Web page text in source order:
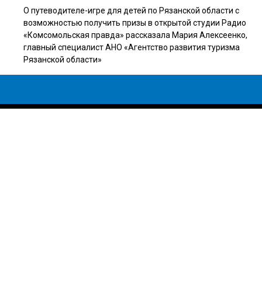
О путеводителе-игре для детей по Рязанской области с
возможностью получить призы в открытой студии Радио
«Комсомольская правда» рассказала Мария Алексеенко,
главный специалист АНО «Агентство развития туризма
Рязанской области»